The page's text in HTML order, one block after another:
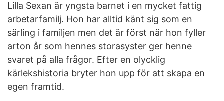
Lilla Sexan är yngsta barnet i en mycket fattig
arbetarfamilj. Hon har alltid känt sig som en
särling i familjen men det är först när hon fyller
arton år som hennes storasyster ger henne
svaret på alla frågor. Efter en olycklig
kärlekshistoria bryter hon upp för att skapa en
egen framtid.